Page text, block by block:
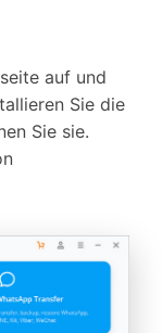
auf und
Sie die
Sie sie.